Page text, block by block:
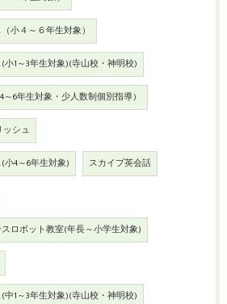
小４～６年生対象）
1～3年生対象)(寺山校・神明校)
6年生対象・少人数制個別指導）
シュ
4～6年生対象) スカイプ英会話
ロボット教室(年長～小学生対象)
1～3年生対象)(寺山校・神明校)